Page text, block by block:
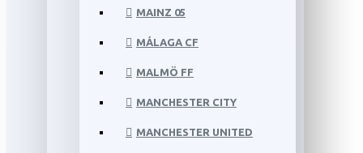
MAINZ 05
MÁLAGA CF
MALMÖ FF
MANCHESTER CITY
MANCHESTER UNITED